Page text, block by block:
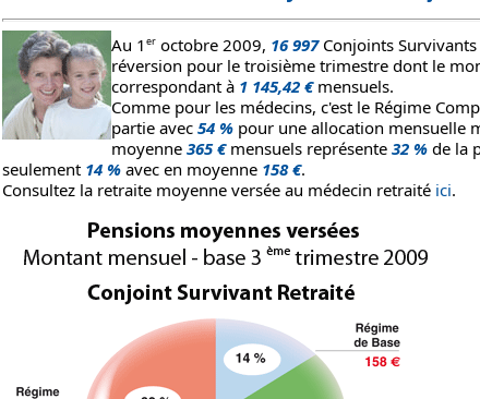
Au 1 er octobre 2009, 16 997Conjoints
réversion pour le troisième trimestre dont le
correspondant à 1 145,42 € mensuels.
Comme pour les médecins, c'est le Régime
partie avec 54 % pour une allocation mensuelle
moyenne 365 €mensuels représente 32 % de la
seulement 14 % avec en moyenne 158 €.
Consultez la retraite moyenne versée au médecin retraité ici.